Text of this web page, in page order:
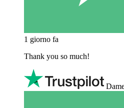
1 giorno fa
Thank you so much!